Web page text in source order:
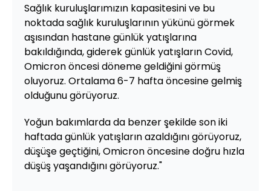
Sağlık kuruluşlarımızın kapasitesini ve bu
noktada sağlık kuruluşlarının yükünü görmek
aşısından hastane günlük yatışlarına
bakıldığında, giderek günlük yatışların Covid,
Omicron öncesi döneme geldiğini görmüş
oluyoruz. Ortalama 6-7 hafta öncesine gelmiş
olduğunu görüyoruz.
Yoğun bakımlarda da benzer şekilde son iki
haftada günlük yatışların azaldığını görüyoruz,
düşüşe geçtiğini, Omicron öncesine doğru hızla
düşüş yaşandığını görüyoruz."